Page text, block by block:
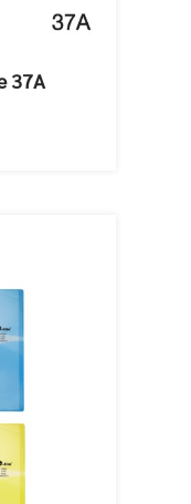
37A